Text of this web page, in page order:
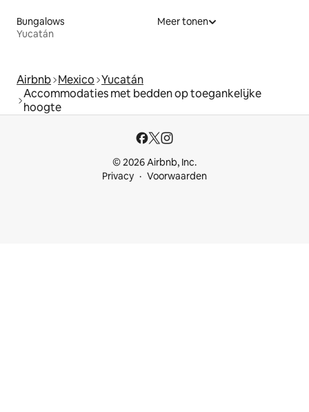
Bungalows
Yucatán
Meer tonen
Airbnb Mexico Yucatán
Accommodaties met bedden op toegankelijke
hoogte
© 2026 Airbnb, Inc.
Privacy
Voorwaarden